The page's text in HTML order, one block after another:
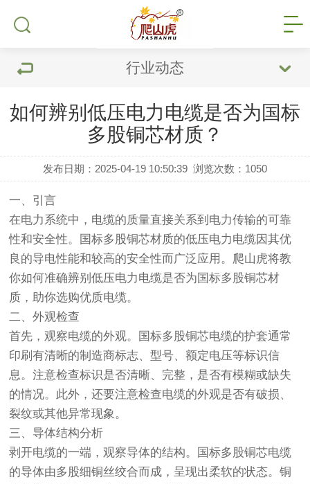
行业动态
如何辨别低压电力电缆是否为国标
多股铜芯材质？
发布日期：2025-04-19 10:50:39 浏览次数： 1050
一、引言
在电力系统中，电缆的质量直接关系到电力传输的可靠
性和安全性。国标多股铜芯材质的低压电力电缆因其优
良的导电性能和较高的安全性而广泛应用。爬山虎将教
你如何准确辨别低压电力电缆是否为国标多股铜芯材
质，助你选购优质电缆。
二、外观检查
首先，观察电缆的外观。国标多股铜芯电缆的护套通常
印刷有清晰的制造商标志、型号、额定电压等标识信
息。注意检查标识是否清晰、完整，是否有模糊或缺失
的情况。此外，还要注意检查电缆的外观是否有破损、
裂纹或其他异常现象。
三、导体结构分析
剥开电缆的一端，观察导体的结构。国标多股铜芯电缆
的导体由多股细铜丝绞合而成，呈现出柔软的状态。铜